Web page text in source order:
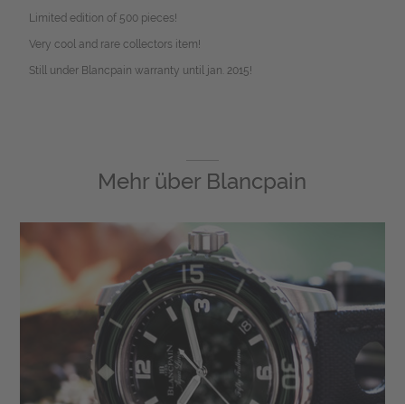
Limited edition of 500 pieces!
Very cool and rare collectors item!
Still under Blancpain warranty until jan. 2015!
Mehr über Blancpain